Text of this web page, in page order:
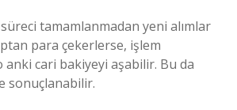
süreci tamamlanmadan yeni alımlar
para çekerlerse, işlem
anki cari bakiyeyi aşabilir. Bu da
sonuçlanabilir.